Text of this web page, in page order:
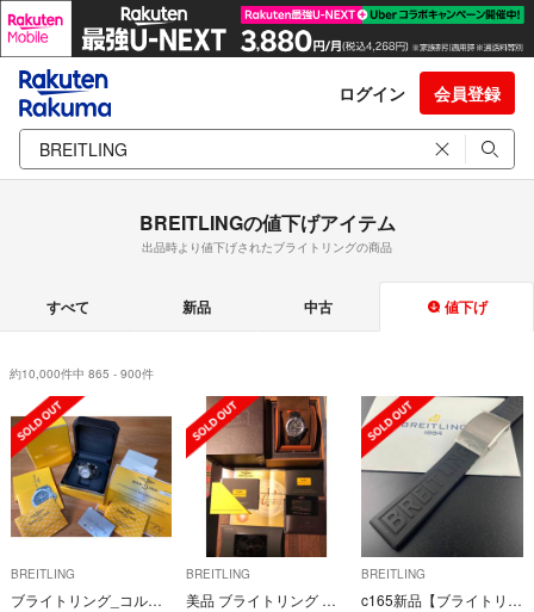
ログイン 会員登録
BREITLINGの値下げアイテム
出品時より値下げされたブライトリングの商品
すべて 新品 中古 値下げ
約10,000件中 865 - 900件
BREITLING
ブライトリング_コルトオート_白
BREITLING
美品 ブライトリング コルト オートマチック
BREITLING
c165新品【ブライトリング】22mm ダイバープロ ロゴラバー Dバックル 黒